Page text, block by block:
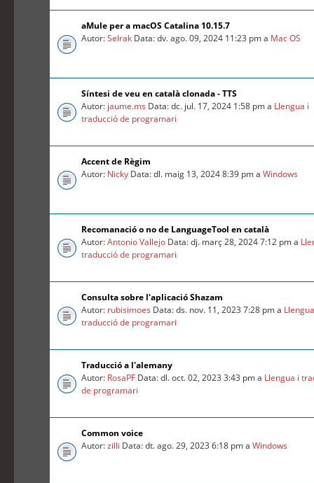
aMule per a macOS Catalina 10.15.7
Autor:Selrak Data: dv. ago. 09, 2024 11:23 pm a Mac OS
Síntesi de veu en català clonada - TTS
Autor: jaume.ms Data: dc. jul. 17, 2024 1:58 pm a Llengua i
traducció de programari
Accent de Règim
Autor: Nicky Data: dl. maig 13, 2024 8:39 pm aWindows
Recomanació o no de LanguageTool en català
Autor:Antonio Vallejo Data: dj. març 28, 2024 7:12 pm a
traducció de programari
Consulta sobre l'aplicació Shazam
Autor: rubisimoes Data: ds. nov. 11, 2023 7:28 pm a
traducció de programari
Traducció a l'alemany
Autor: RosaPF Data: dl. oct. 02, 2023 3:43 pm a Llengua i
de programari
Common voice
Autor:zilli Data: dt. ago. 29, 2023 6:18 pm aWindows